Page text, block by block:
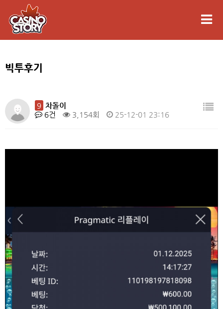
빅투후기
9 차돌이
6건
3,154회 25-12-01 23:16